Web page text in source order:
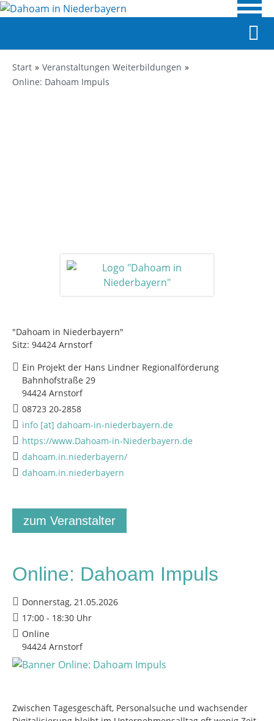
Start
Veranstaltungen Weiterbildungen
Online: Dahoam Impuls
"Dahoam in Niederbayern"
Sitz: 94424 Arnstorf
Ein Projekt der Hans Lindner Regionalförderung
Bahnhofstraße 29
94424 Arnstorf
08723 20-2858
info [at] dahoam-in-niederbayern.de
https://www.Dahoam-in-Niederbayern.de
dahoam.in.niederbayern/
dahoam.in.niederbayern
zum Veranstalter
Online: Dahoam Impuls
Donnerstag, 21.05.2026
17:00 - 18:30 Uhr
Online
94424 Arnstorf
Zwischen Tagesgeschäft, Personalsuche und wachsender